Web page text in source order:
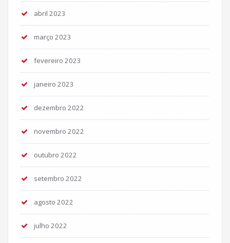
abril 2023
março 2023
fevereiro 2023
janeiro 2023
dezembro 2022
novembro 2022
outubro 2022
setembro 2022
agosto 2022
julho 2022